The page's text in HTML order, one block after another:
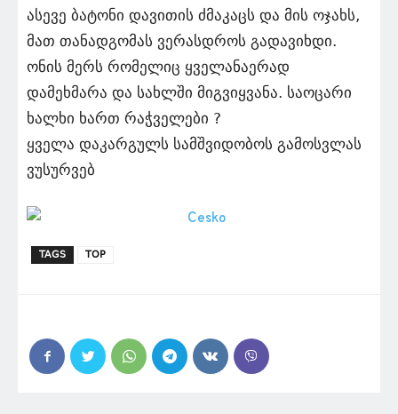
ასევე ბატონი დავითის ძმაკაცს და მის ოჯახს,
მათ თანადგომას ვერასდროს გადავიხდი.
ონის მერს რომელიც ყველანაერად
დამეხმარა და სახლში მიგვიყვანა. საოცარი
ხალხი ხართ რაჭველები ?
ყველა დაკარგულს სამშვიდობოს გამოსვლას
ვუსურვებ
TAGS TOP